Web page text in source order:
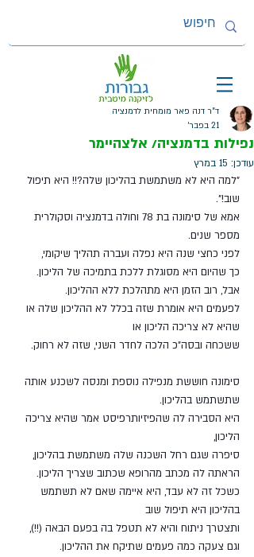
נפילות בדמנציה/ אלצהיימר
ד"ר דנה פאר מומחית לדמנציה
21 בפבר׳
עודכן: 15 במרץ
"למה היא לא משתמשת בהליכון שלה?!! היא תיפול
שוב!".
אמא של סימונה בת 78 וחולה בדמנציה וסקולרית
מספר שנים.
לפני כחצי שנה היא נפלה ועברה תהליך שיקומי,
כך שהיום היא מסוגלת ללכת בתמיכה של הליכון.
אבל, רוב הזמן היא מתהלכת ללא ההליכון.
לפעמים היא אומרת שזה בכלל לא ההליכון שלה או
שהיא לא צריכה הליכון או
ששכחה ובסה"כ הלכה לחדר השני, שזה לא רחוק.
סימונה חוששת מנפילה נוספת ומנסה לשכנע אותה
שתשתמש בהליכון.
היא הסבירה לה שהפיזיותרפיסט אמר שהיא צריכה
הליכון,
סיפרה שגם רחל השכנה שלה משתמשת בהליכון,
הראתה לה מכתב מהרופא שכתוב שצריך הליכון.
כשכל זה לא עבד, היא איימה שאם לא תשתמש
בהליכון היא תיפול שוב
ותצטרך ניתוח והיא לא תטפל בה בפעם הבאה (!!),
וגם צעקה כמה פעמים שתיקח את ההליכון.